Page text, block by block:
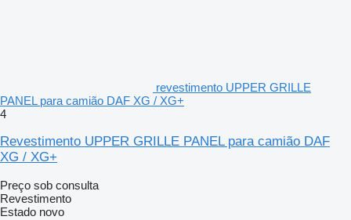
revestimento UPPER GRILLE
PANEL para camião DAF XG / XG+
4
Revestimento UPPER GRILLE PANEL para camião DAF
XG / XG+
Preço sob consulta
Revestimento
Estado novo